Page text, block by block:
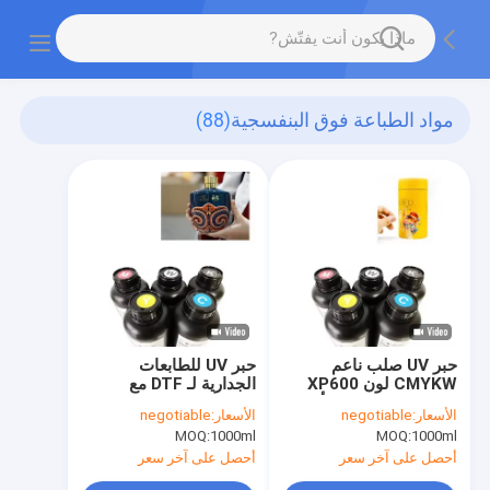
مواد الطباعة فوق البنفسجية(88)
حبر UV للطابعات
الجدارية لـ DTF مع
Epson i3200 i1600
XP600 TX800
الأسعار:negotiable
MOQ:1000ml
أحصل على آخر سعر
حبر UV صلب ناعم
CMYKW لون XP600
الطباعة 500ML
الأسعار:negotiable
MOQ:1000ml
أحصل على آخر سعر